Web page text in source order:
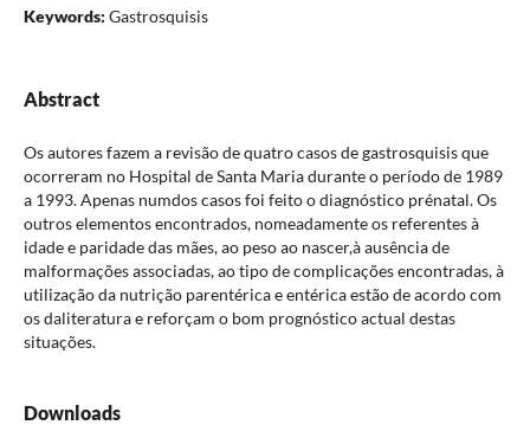
Keywords: Gastrosquisis
Abstract
Os autores fazem a revisão de quatro casos de gastrosquisis que
ocorreram no Hospital de Santa Maria durante o período de 1989
a 1993. Apenas numdos casos foi feito o diagnóstico prénatal. Os
outros elementos encontrados, nomeadamente os referentes à
idade e paridade das mães, ao peso ao nascer,à ausência de
malformações associadas, ao tipo de complicações encontradas, à
utilização da nutrição parentérica e entérica estão de acordo com
os daliteratura e reforçam o bom prognóstico actual destas
situações.
Downloads